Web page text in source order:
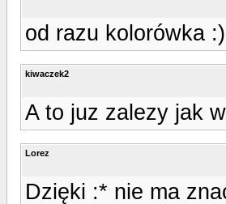
od razu kolorówka :)
kiwaczek2
A to juz zalezy jak
Lorez
Dzięki :* nie ma